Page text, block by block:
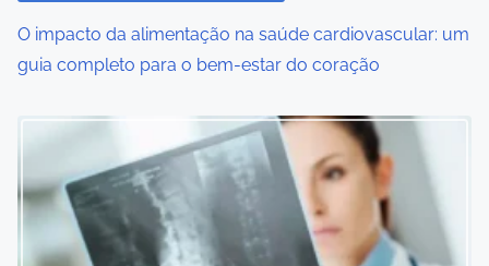
o
n
O impacto da alimentação na saúde cardiovascular: um
guia completo para o bem-estar do coração